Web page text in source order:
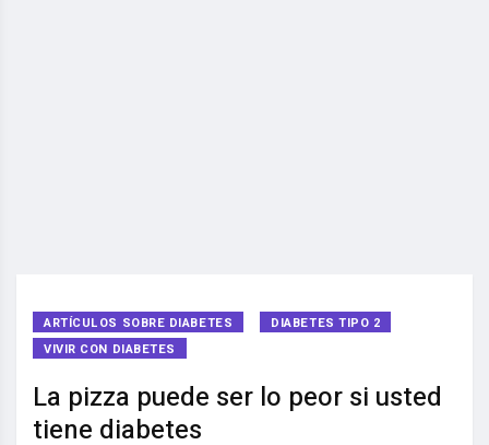
ARTÍCULOS SOBRE DIABETES
DIABETES TIPO 2
VIVIR CON DIABETES
La pizza puede ser lo peor si usted
tiene diabetes